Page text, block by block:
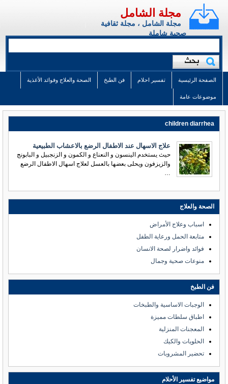
مجلة الشامل
مجلة الشامل ، مجلة ثقافية
صحية شاملة
الصفحة الرئيسية تفسير احلام فن الطبخ الصحة والعلاج وفوائد الأغذية
موضوعات عامة
children diarrhea
علاج الاسهال عند الاطفال الرضع بالاعشاب الطبيعية
حيث يستخدم الينسون و النعناع و الكمون و الزنجبيل و البابونج
والزيزفون ويحلى بعضها بالعسل لعلاج اسهال الاطفال الرضع
…
الصحة والعلاج
اسباب وعلاج الأمراض
متابعة الحمل ورعاية الطفل
فوائد واضرار لصحة الانسان
منوعات صحية وجمال
فن الطبخ
الوجبات الاساسية والطبخات
اطباق سلطات مميزة
المعجنات المنزلية
الحلويات والكيك
تحضير المشروبات
مواضيع تفسير الأحلام